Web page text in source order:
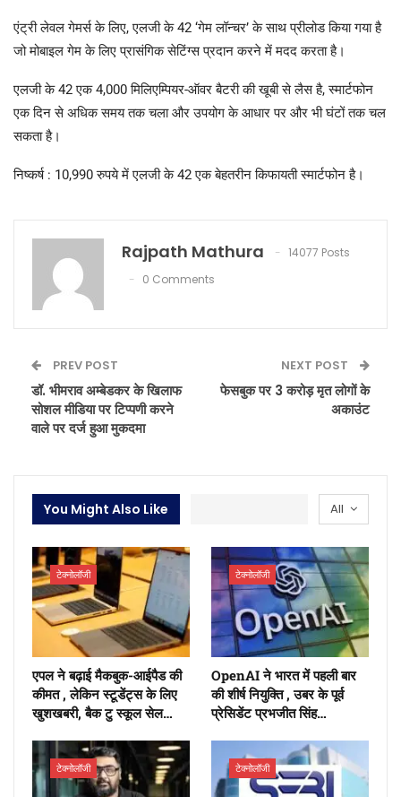
एंट्री लेवल गेमर्स के लिए, एलजी के 42 ‘गेम लॉन्चर’ के साथ प्रीलोड किया गया है
जो मोबाइल गेम के लिए प्रासंगिक सेटिंग्स प्रदान करने में मदद करता है।
एलजी के 42 एक 4,000 मिलिएम्पियर-ऑवर बैटरी की खूबी से लैस है, स्मार्टफोन
एक दिन से अधिक समय तक चला और उपयोग के आधार पर और भी घंटों तक चल
सकता है।
निष्कर्ष : 10,990 रुपये में एलजी के 42 एक बेहतरीन किफायती स्मार्टफोन है।
Rajpath Mathura
14077 Posts
0 Comments
PREV POST
डॉ. भीमराव अम्बेडकर के खिलाफ
सोशल मीडिया पर टिप्पणी करने
वाले पर दर्ज हुआ मुकदमा
NEXT POST
फेसबुक पर 3 करोड़ मृत लोगों के
अकाउंट
All
You Might Also Like
टेक्नोलॉजी
एपल ने बढ़ाई मैकबुक-आईपैड की
कीमत , लेकिन स्टूडेंट्स के लिए
खुशखबरी, बैक टु स्कूल सेल…
टेक्नोलॉजी
OpenAI ने भारत में पहली बार
की शीर्ष नियुक्ति , उबर के पूर्व
प्रेसिडेंट प्रभजीत सिंह…
टेक्नोलॉजी टेक्नोलॉजी